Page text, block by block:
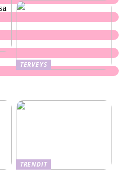
TERVEYS
TRENDIT